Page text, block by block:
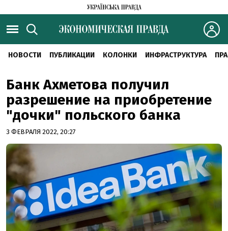
НОВОСТИ ПУБЛИКАЦИИ КОЛОНКИ ИНФРАСТРУКТУРА
Банк Ахметова получил
разрешение на приобретение
"дочки" польского банка
3 ФЕВРАЛЯ 2022, 20:27